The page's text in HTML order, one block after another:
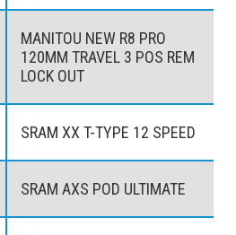
MANITOU NEW R8 PRO
120MM TRAVEL 3 POS REM
LOCK OUT
SRAM XX T-TYPE 12 SPEED
SRAM AXS POD ULTIMATE